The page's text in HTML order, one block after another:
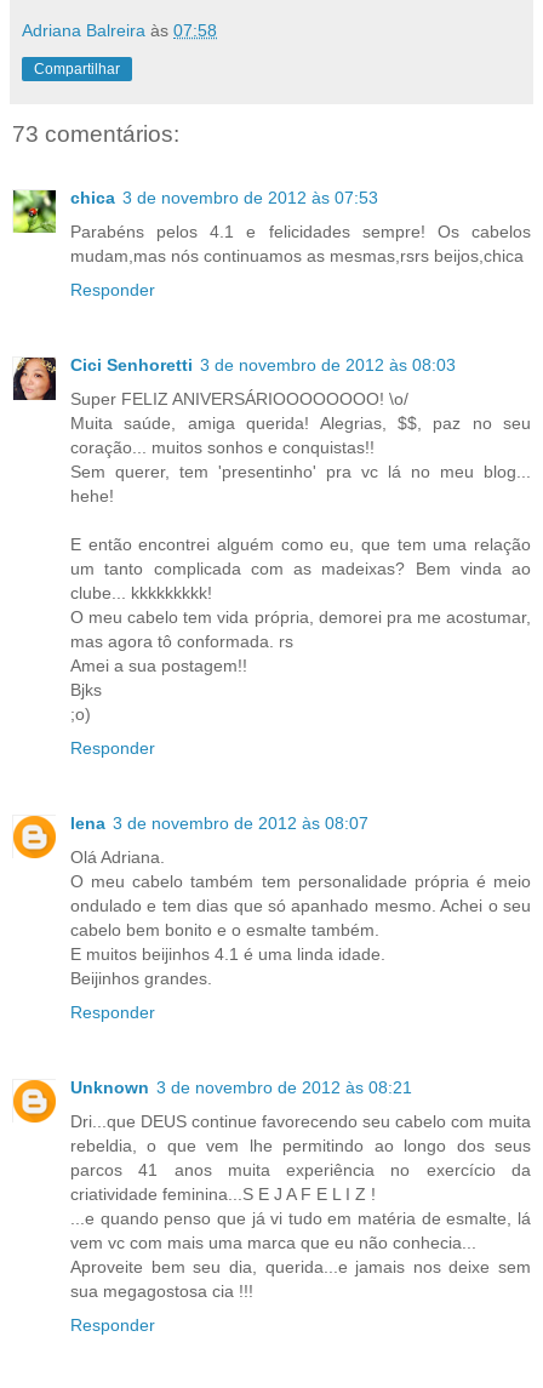
Adriana Balreira às 07:58
Compartilhar
73 comentários:
chica 3 de novembro de 2012 às 07:53
Parabéns pelos 4.1 e felicidades sempre! Os cabelos
mudam,mas nós continuamos as mesmas,rsrs beijos,chica
Responder
Cici Senhoretti 3 de novembro de 2012 às 08:03
Super FELIZ ANIVERSÁRIOOOOOOOO! \o/
Muita saúde, amiga querida! Alegrias, $$, paz no seu
coração... muitos sonhos e conquistas!!
Sem querer, tem 'presentinho' pra vc lá no meu blog...
hehe!
E então encontrei alguém como eu, que tem uma relação
um tanto complicada com as madeixas? Bem vinda ao
clube... kkkkkkkkk!
O meu cabelo tem vida própria, demorei pra me acostumar,
mas agora tô conformada. rs
Amei a sua postagem!!
Bjks
;o)
Responder
lena 3 de novembro de 2012 às 08:07
Olá Adriana.
O meu cabelo também tem personalidade própria é meio
ondulado e tem dias que só apanhado mesmo. Achei o seu
cabelo bem bonito e o esmalte também.
E muitos beijinhos 4.1 é uma linda idade.
Beijinhos grandes.
Responder
Unknown 3 de novembro de 2012 às 08:21
Dri...que DEUS continue favorecendo seu cabelo com muita
rebeldia, o que vem lhe permitindo ao longo dos seus
parcos 41 anos muita experiência no exercício da
criatividade feminina...S E J A F E L I Z !
...e quando penso que já vi tudo em matéria de esmalte, lá
vem vc com mais uma marca que eu não conhecia...
Aproveite bem seu dia, querida...e jamais nos deixe sem
sua megagostosa cia !!!
Responder